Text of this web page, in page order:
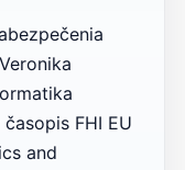
FHI EU
and